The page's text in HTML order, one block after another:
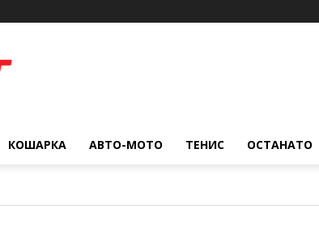
КОШАРКА АВТО-МОТО ТЕНИС ОСТАНАТО